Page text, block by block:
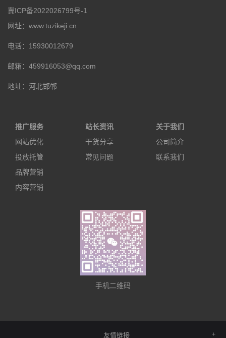
冀ICP备2022026799号-1
网址：www.tuzikeji.cn
电话：15930012679
邮箱：459916053@qq.com
地址：河北邯郸
推广服务
网站优化
投放托管
品牌营销
内容营销
站长资讯
干货分享
常见问题
关于我们
公司简介
联系我们
手机二维码
友情链接